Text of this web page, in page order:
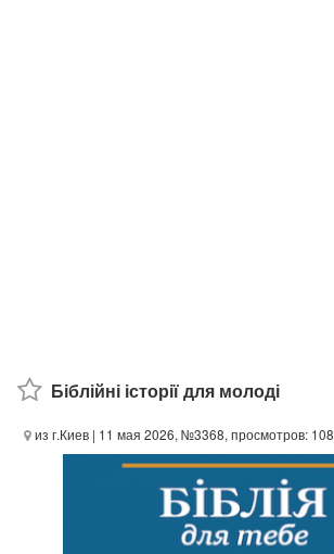
Біблійні історії для молоді
из г.Киев | 11 мая 2026, №3368, просмотров: 108